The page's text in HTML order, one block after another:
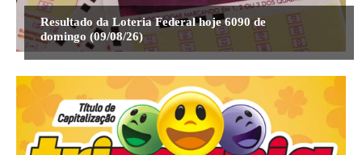
Resultado da Loteria Federal hoje 6090 de
domingo (09/08/26)